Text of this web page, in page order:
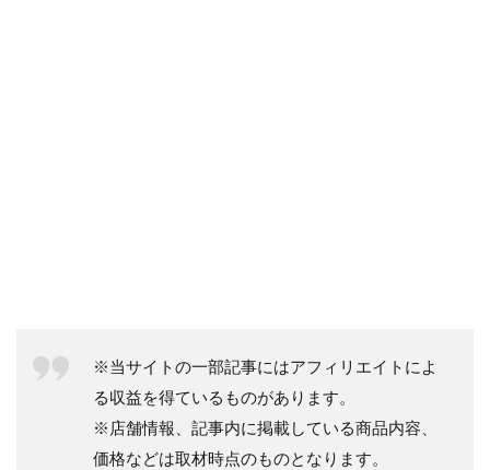
※当サイトの一部記事にはアフィリエイトによ
る収益を得ているものがあります。
※店舗情報、記事内に掲載している商品内容、
価格などは取材時点のものとなります。